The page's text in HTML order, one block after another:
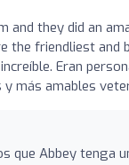
they did an
friendliest and
Eran
más amables
que Abbey tenga